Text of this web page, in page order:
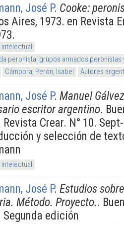
José P. Cooke:
Aires, 1973. en Revista
intelectual
peronista, grupos armados
Cámpora, Perón, Isabel Autores
José P. Manuel
escritor argentino.
Revista Crear. N° 10.
y selección de
intelectual
José P. Estudios
Método. Proyecto..
Segunda edición